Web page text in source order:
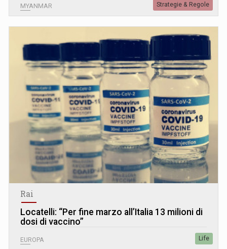
MYANMAR Strategie & Regole
Rai
Locatelli: “Per fine marzo all’Italia 13 milioni di
dosi di vaccino”
EUROPA Life